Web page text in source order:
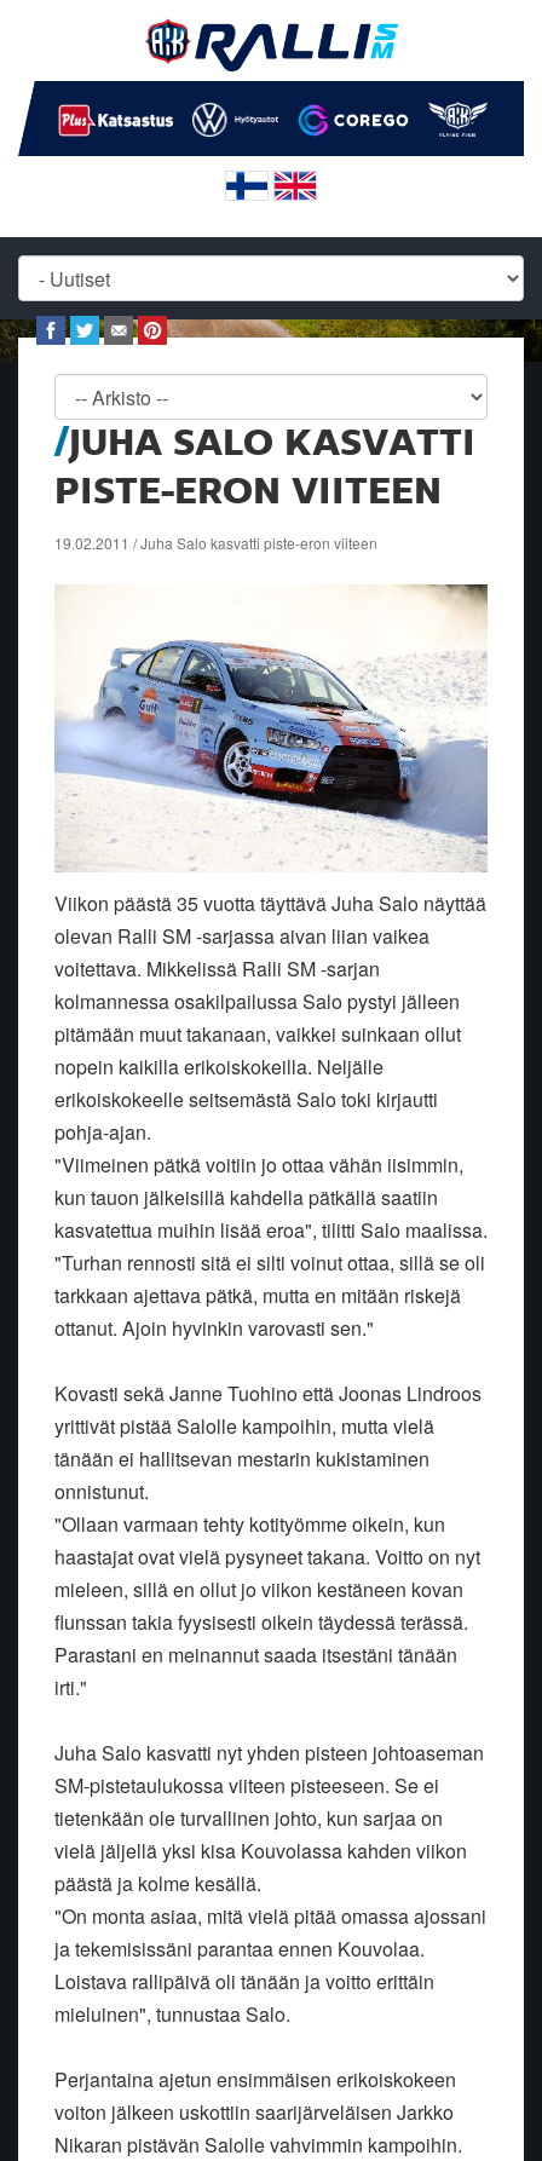
JUHA SALO KASVATTI
PISTE-ERON VIITEEN
19.02.2011 / Juha Salo kasvatti piste-eron viiteen
Viikon päästä 35 vuotta täyttävä Juha Salo näyttää
olevan Ralli SM -sarjassa aivan liian vaikea
voitettava. Mikkelissä Ralli SM -sarjan
kolmannessa osakilpailussa Salo pystyi jälleen
pitämään muut takanaan, vaikkei suinkaan ollut
nopein kaikilla erikoiskokeilla. Neljälle
erikoiskokeelle seitsemästä Salo toki kirjautti
pohja-ajan.
"Viimeinen pätkä voitiin jo ottaa vähän iisimmin,
kun tauon jälkeisillä kahdella pätkällä saatiin
kasvatettua muihin lisää eroa", tilitti Salo maalissa.
"Turhan rennosti sitä ei silti voinut ottaa, sillä se oli
tarkkaan ajettava pätkä, mutta en mitään riskejä
ottanut. Ajoin hyvinkin varovasti sen."
Kovasti sekä Janne Tuohino että Joonas Lindroos
yrittivät pistää Salolle kampoihin, mutta vielä
tänään ei hallitsevan mestarin kukistaminen
onnistunut.
"Ollaan varmaan tehty kotityömme oikein, kun
haastajat ovat vielä pysyneet takana. Voitto on nyt
mieleen, sillä en ollut jo viikon kestäneen kovan
flunssan takia fyysisesti oikein täydessä terässä.
Parastani en meinannut saada itsestäni tänään
irti."
Juha Salo kasvatti nyt yhden pisteen johtoaseman
SM-pistetaulukossa viiteen pisteeseen. Se ei
tietenkään ole turvallinen johto, kun sarjaa on
vielä jäljellä yksi kisa Kouvolassa kahden viikon
päästä ja kolme kesällä.
"On monta asiaa, mitä vielä pitää omassa ajossani
ja tekemisissäni parantaa ennen Kouvolaa.
Loistava rallipäivä oli tänään ja voitto erittäin
mieluinen", tunnustaa Salo.
Perjantaina ajetun ensimmäisen erikoiskokeen
voiton jälkeen uskottiin saarijärveläisen Jarkko
Nikaran pistävän Salolle vahvimmin kampoihin.